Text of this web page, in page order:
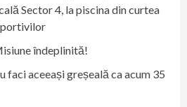
Sector 4, la piscina din curtea
îndeplinită!
faci aceeași greșeală ca acum 35